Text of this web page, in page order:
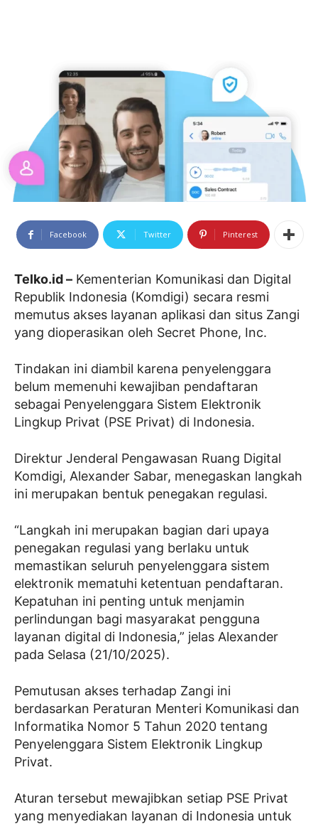
Facebook Twitter Pinterest
Telko.id – Kementerian Komunikasi dan Digital
Republik Indonesia (Komdigi) secara resmi
memutus akses layanan aplikasi dan situs Zangi
yang dioperasikan oleh Secret Phone, Inc.
Tindakan ini diambil karena penyelenggara
belum memenuhi kewajiban pendaftaran
sebagai Penyelenggara Sistem Elektronik
Lingkup Privat (PSE Privat) di Indonesia.
Direktur Jenderal Pengawasan Ruang Digital
Komdigi, Alexander Sabar, menegaskan langkah
ini merupakan bentuk penegakan regulasi.
“Langkah ini merupakan bagian dari upaya
penegakan regulasi yang berlaku untuk
memastikan seluruh penyelenggara sistem
elektronik mematuhi ketentuan pendaftaran.
Kepatuhan ini penting untuk menjamin
perlindungan bagi masyarakat pengguna
layanan digital di Indonesia,” jelas Alexander
pada Selasa (21/10/2025).
Pemutusan akses terhadap Zangi ini
berdasarkan Peraturan Menteri Komunikasi dan
Informatika Nomor 5 Tahun 2020 tentang
Penyelenggara Sistem Elektronik Lingkup
Privat.
Aturan tersebut mewajibkan setiap PSE Privat
yang menyediakan layanan di Indonesia untuk